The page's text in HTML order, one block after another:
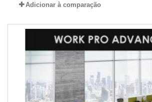
Adicionar à comparação